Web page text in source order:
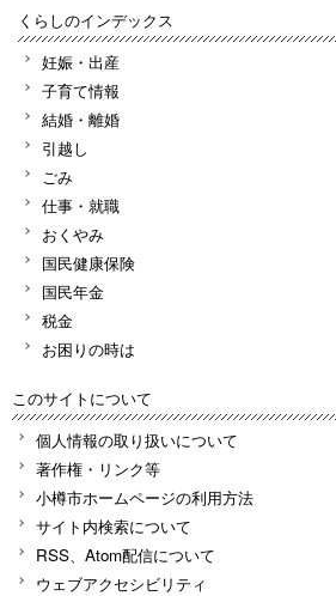
くらしのインデックス
妊娠・出産
子育て情報
結婚・離婚
引越し
ごみ
仕事・就職
おくやみ
国民健康保険
国民年金
税金
お困りの時は
このサイトについて
個人情報の取り扱いについて
著作権・リンク等
小樽市ホームページの利用方法
サイト内検索について
RSS、Atom配信について
ウェブアクセシビリティ